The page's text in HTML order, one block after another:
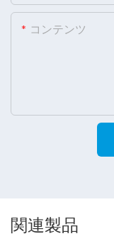
コンテンツ
関連製品